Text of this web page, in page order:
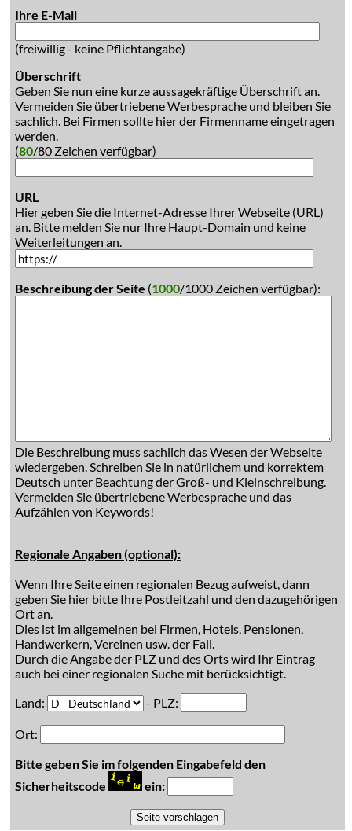
Ihre E-Mail
(freiwillig - keine Pflichtangabe)
Überschrift
Geben Sie nun eine kurze aussagekräftige Überschrift an.
Vermeiden Sie übertriebene Werbesprache und bleiben Sie
sachlich. Bei Firmen sollte hier der Firmenname eingetragen
werden.
(80/80 Zeichen verfügbar)
URL
Hier geben Sie die Internet-Adresse Ihrer Webseite (URL)
an. Bitte melden Sie nur Ihre Haupt-Domain und keine
Weiterleitungen an.
Beschreibung der Seite (1000/1000 Zeichen verfügbar):
Die Beschreibung muss sachlich das Wesen der Webseite
wiedergeben. Schreiben Sie in natürlichem und korrektem
Deutsch unter Beachtung der Groß- und Kleinschreibung.
Vermeiden Sie übertriebene Werbesprache und das
Aufzählen von Keywords!
Regionale Angaben (optional):
Wenn Ihre Seite einen regionalen Bezug aufweist, dann
geben Sie hier bitte Ihre Postleitzahl und den dazugehörigen
Ort an.
Dies ist im allgemeinen bei Firmen, Hotels, Pensionen,
Handwerkern, Vereinen usw. der Fall.
Durch die Angabe der PLZ und des Orts wird Ihr Eintrag
auch bei einer regionalen Suche mit berücksichtigt.
Land:
- PLZ:
Ort:
Bitte geben Sie im folgenden Eingabefeld den
Sicherheitscode
ein: